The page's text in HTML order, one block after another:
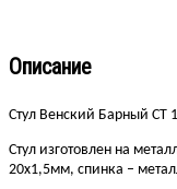
Описание
Стул Венский Барный СТ
Стул изготовлен на
20х1,5мм, спинка –